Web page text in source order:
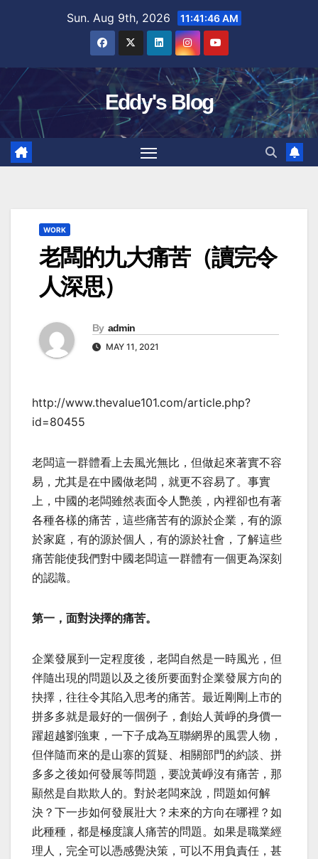
Sun. Aug 9th, 2026 11:41:47 AM
Eddy's Blog
WORK
老闆的九大痛苦（讀完令
人深思）
By admin
MAY 11, 2021
http://www.thevalue101.com/article.php?
id=80455
老闆這一群體看上去風光無比，但做起來著實不容
易，尤其是在中國做老闆，就更不容易了。事實
上，中國的老闆雖然表面令人艷羨，內裡卻也有著
各種各樣的痛苦，這些痛苦有的源於企業，有的源
於家庭，有的源於個人，有的源於社會，了解這些
痛苦能使我們對中國老闆這一群體有一個更為深刻
的認識。
第一，面對決擇的痛苦。
企業發展到一定程度後，老闆自然是一時風光，但
伴隨出現的問題以及之後所要面對企業發展方向的
抉擇，往往令其陷入思考的痛苦。最近剛剛上市的
拼多多就是最好的一個例子，創始人黃崢的身價一
躍超越劉強東，一下子成為互聯網界的風雲人物，
但伴隨而來的是山寨的質疑、相關部門的約談、拼
多多之後如何發展等問題，要說黃崢沒有痛苦，那
顯然是自欺欺人的。對於老闆來說，問題如何解
決？下一步如何發展壯大？未來的方向在哪裡？如
此種種，都是極度讓人痛苦的問題。如果是職業經
理人，完全可以憑感覺決策，可以不用負責任，甚